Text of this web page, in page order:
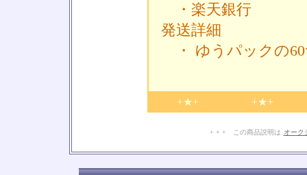
・楽天銀行
発送詳細
・ ゆうパックの
+★+ +★+
+ + + この商品説明は オーク